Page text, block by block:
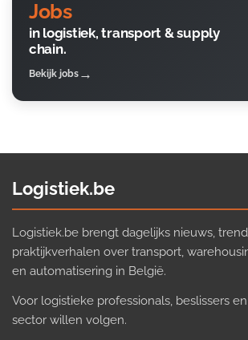
Jobs
in logistiek, transport & supply
chain.
Bekijk jobs
Logistiek.be
Logistiek.be brengt dagelijks nieuws,
praktijkverhalen over transport,
en automatisering in België.
Voor logistieke professionals, beslissers
sector willen volgen.